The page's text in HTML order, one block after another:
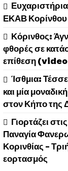
ΕΚΑΒ Κορίνθου
Κόρινθος:
φθορές σε
επίθεση
Ίσθμια:
και μία
στον Κήπο της
Γιορτάζει
Παναγία
Κορινθίας –
εορτασμός